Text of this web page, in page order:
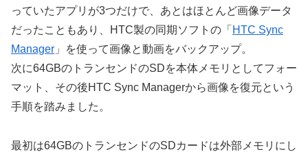
っていたアプリが3つだけで、あとはほとんど画像データ
だったこともあり、HTC製の同期ソフトの「 HTC Sync
Manager 」を使って画像と動画をバックアップ。
次に64GBのトランセンドのSDを本体メモリとしてフォー
マット、その後HTC Sync Managerから画像を復元という
手順を踏みました。
最初は64GBのトランセンドのSDカードは外部メモリにし